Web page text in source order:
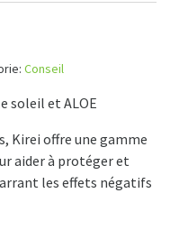
Conseil
soleil et ALOE
Kirei offre une gamme
aider à protéger et
les effets négatifs